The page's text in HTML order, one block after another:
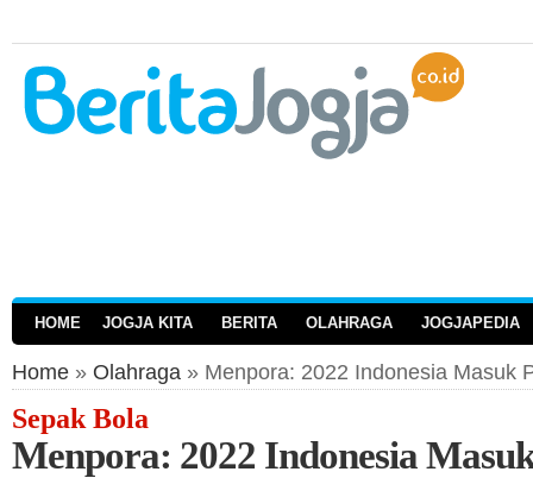
HOME JOGJA KITA BERITA OLAHRAGA JOGJAPEDIA
Home » Olahraga » Menpora: 2022 Indonesia Masuk
Sepak Bola
Menpora: 2022 Indonesia